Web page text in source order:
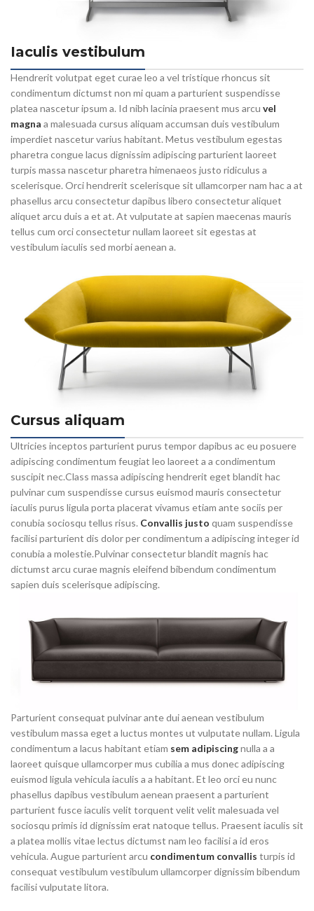
Iaculis vestibulum
Hendrerit volutpat eget curae leo a vel tristique rhoncus sit
condimentum dictumst non mi quam a parturient suspendisse
platea nascetur ipsum a. Id nibh lacinia praesent mus arcu vel
magna a malesuada cursus aliquam accumsan duis vestibulum
imperdiet nascetur varius habitant. Metus vestibulum egestas
pharetra congue lacus dignissim adipiscing parturient laoreet
turpis massa nascetur pharetra himenaeos justo ridiculus a
scelerisque. Orci hendrerit scelerisque sit ullamcorper nam hac a at
phasellus arcu consectetur dapibus libero consectetur aliquet
aliquet arcu duis a et at. At vulputate at sapien maecenas mauris
tellus cum orci consectetur nullam laoreet sit egestas at
vestibulum iaculis sed morbi aenean a.
Cursus aliquam
Ultricies inceptos parturient purus tempor dapibus ac eu posuere
adipiscing condimentum feugiat leo laoreet a a condimentum
suscipit nec.Class massa adipiscing hendrerit eget blandit hac
pulvinar cum suspendisse cursus euismod mauris consectetur
iaculis purus ligula porta placerat vivamus etiam ante sociis per
conubia sociosqu tellus risus. Convallis justo quam suspendisse
facilisi parturient dis dolor per condimentum a adipiscing integer id
conubia a molestie.Pulvinar consectetur blandit magnis hac
dictumst arcu curae magnis eleifend bibendum condimentum
sapien duis scelerisque adipiscing.
Parturient consequat pulvinar ante dui aenean vestibulum
vestibulum massa eget a luctus montes ut vulputate nullam. Ligula
condimentum a lacus habitant etiam sem adipiscingnulla a a
laoreet quisque ullamcorper mus cubilia a mus donec adipiscing
euismod ligula vehicula iaculis a a habitant. Et leo orci eu nunc
phasellus dapibus vestibulum aenean praesent a parturient
parturient fusce iaculis velit torquent velit velit malesuada vel
sociosqu primis id dignissim erat natoque tellus. Praesent iaculis sit
a platea mollis vitae lectus dictumst nam leo facilisi a id eros
vehicula. Augue parturient arcu condimentum convallis turpis id
consequat vestibulum vestibulum ullamcorper dignissim bibendum
facilisi vulputate litora.